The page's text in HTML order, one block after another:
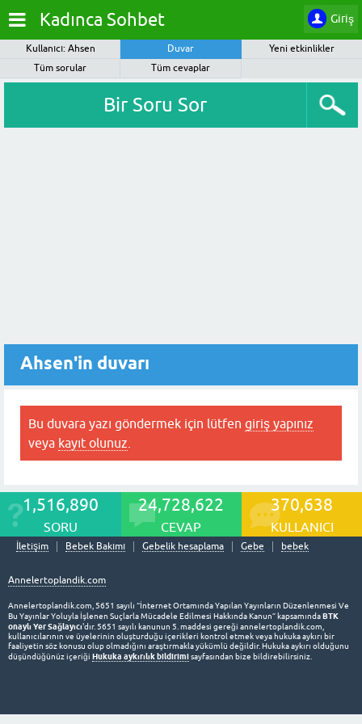
Giriş
Kadınca Sohbet
Kullanıcı: Ahsen Duvar
Yeni etkinlikler
Tüm sorular
Tüm cevaplar
Bir Soru Sor
Ahsen'in duvarı
Bu duvara yazı göndermek için lütfen giriş yapınız
veya kayıt olunuz
1,516,890
SORU
24,728,622
CEVAP
370,638
KULLANICI
İletişim Bebek Bakımı Gebelik hesaplama Gebe bebek
Annelertoplandik.com
Annelertoplandik.com, 5651 sayılı “İnternet Ortamında Yapılan Yayınların Düzenlenmesi Ve
Bu Yayınlar Yoluyla İşlenen Suçlarla Mücadele Edilmesi Hakkında Kanun” kapsamındaBTK
onaylı Yer Sağlayıcı'dır. 5651 sayılı kanunun 5. maddesi gereği annelertoplandik.com,
kullanıcılarının ve üyelerinin oluşturduğu içerikleri kontrol etmek veya hukuka aykırı bir
faaliyetin söz konusu olup olmadığını araştırmakla yükümlü değildir. Hukuka aykırı olduğunu
düşündüğünüz içeriği Hukuka aykırılık bildirimisayfasından bize bildirebilirsiniz.